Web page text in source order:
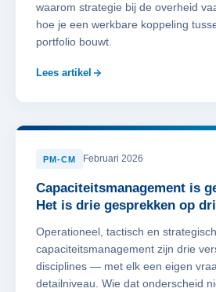
waarom strategie bij de overheid
hoe je een werkbare koppeling
portfolio bouwt.
Lees artikel
PM-CM Februari 2026
Capaciteitsmanagement is
Het is drie gesprekken op
Operationeel, tactisch en strategisch
capaciteitsmanagement zijn drie
disciplines — met elk een eigen
detailniveau. Wie dat onderscheid